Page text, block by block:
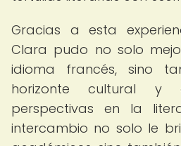
Gracias a esta
Clara pudo no solo
idioma francés, sino
horizonte cultural y
perspectivas en la
intercambio no solo le